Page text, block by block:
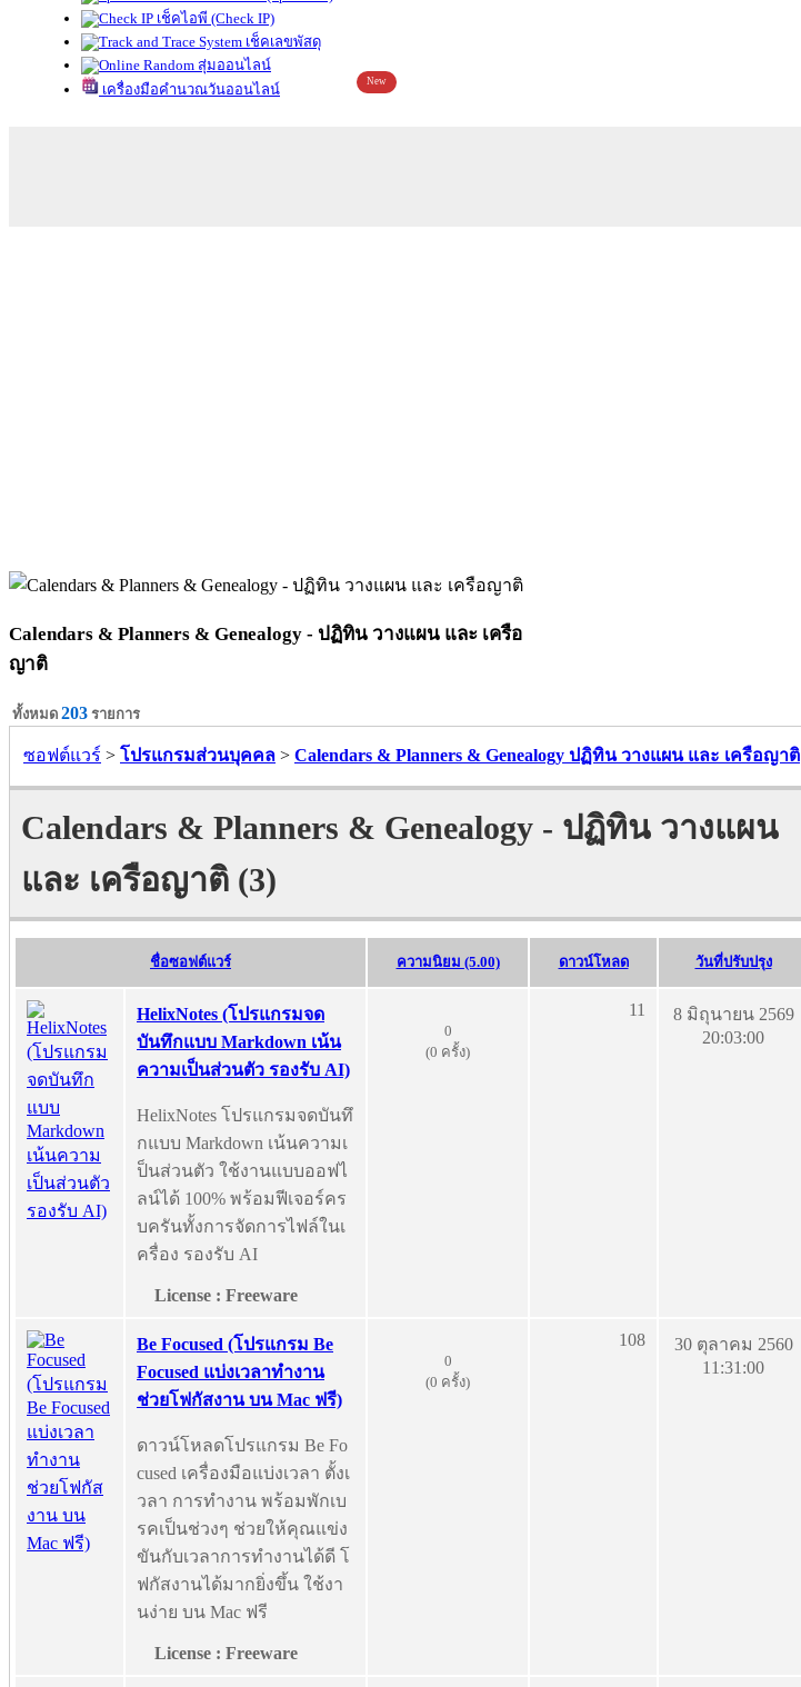
เช็คไอพี (Check IP)
เช็คเลขพัสดุ
สุ่มออนไลน์
เครื่องมือคำนวณวันออนไลน์
New
Calendars & Planners & Genealogy - ปฏิทิน วางแผน และ เครือ
ญาติ
ทั้งหมด 203 รายการ
ซอฟต์แวร์ > โปรแกรมส่วนบุคคล > Calendars & Planners & Genealogy ปฏิทิน วางแผน และ เครือญาติ
Calendars & Planners & Genealogy - ปฏิทิน วางแผน
และ เครือญาติ (3)
ชื่อซอฟต์แวร์ ความนิยม (5.00) ดาวน์โหลด วันที่ปรับปรุง
HelixNotes (โปรแกรมจด
บันทึกแบบ Markdown เน้น
ความเป็นส่วนตัว รองรับ AI)
HelixNotes โปรแกรมจดบันทึ
กแบบ Markdown เน้นความเ
ป็นส่วนตัว ใช้งานแบบออฟไ
ลน์ได้ 100% พร้อมฟีเจอร์คร
บครันทั้งการจัดการไฟล์ในเ
ครื่อง รองรับ AI
License : Freeware
0
(0 ครั้ง)
11
8 มิถุนายน 2569
20:03:00
Be Focused (โปรแกรม Be
Focused แบ่งเวลาทำงาน
ช่วยโฟกัสงาน บน Mac ฟรี)
ดาวน์โหลดโปรแกรม Be Fo
cused เครื่องมือแบ่งเวลา ตั้งเ
วลา การทำงาน พร้อมพักเบ
รคเป็นช่วงๆ ช่วยให้คุณแข่ง
ขันกับเวลาการทำงานได้ดี โ
ฟกัสงานได้มากยิ่งขึ้น ใช้งา
นง่าย บน Mac ฟรี
License : Freeware
0
(0 ครั้ง)
108
30 ตุลาคม 2560
11:31:00